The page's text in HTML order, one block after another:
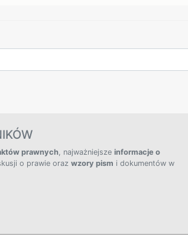
prawnych, najważniejsze informacje o
o prawie oraz wzory pism i dokumentów w